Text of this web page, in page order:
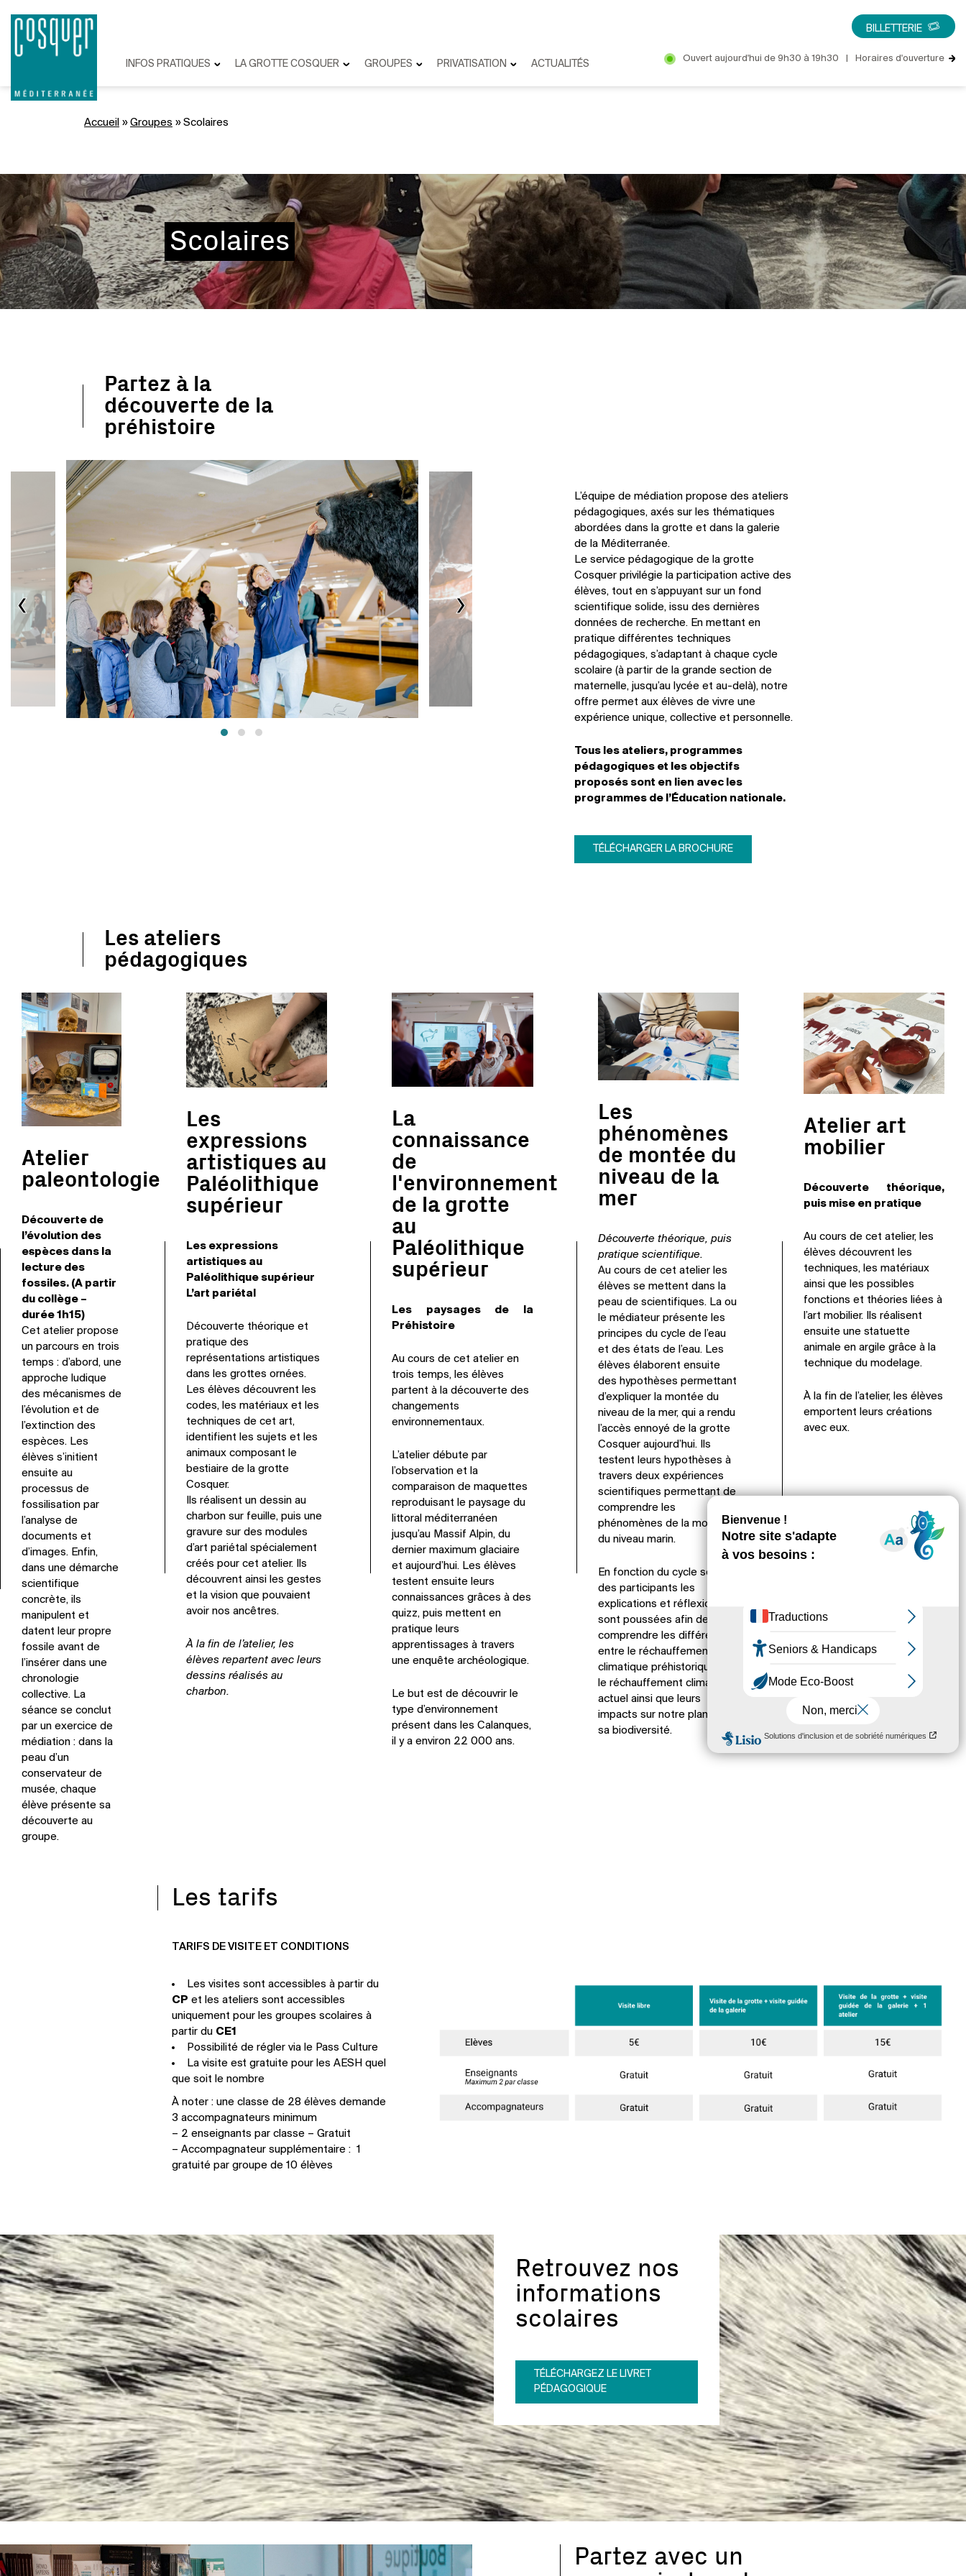
INFOS PRATIQUES LA GROTTE COSQUER GROUPES PRIVATISATION ACTUALITÉS
BILLETTERIE
Ouvert aujourd'hui de 9h30 à 19h30 Horaires d'ouverture
Accueil »Groupes »Scolaires
Scolaires
Partez à la
découverte de la
préhistoire
‹ ›
L’équipe de médiation propose des ateliers
pédagogiques, axés sur les thématiques
abordées dans la grotte et dans la galerie
de la Méditerranée.
Le service pédagogique de la grotte
Cosquer privilégie la participation active des
élèves, tout en s’appuyant sur un fond
scientifique solide, issu des dernières
données de recherche. En mettant en
pratique différentes techniques
pédagogiques, s’adaptant à chaque cycle
scolaire (à partir de la grande section de
maternelle, jusqu’au lycée et au-delà), notre
offre permet aux élèves de vivre une
expérience unique, collective et personnelle.
Tous les ateliers, programmes
pédagogiques et les objectifs
proposés sont en lien avec les
programmes de l’Éducation nationale.
TÉLÉCHARGER LA BROCHURE
Les ateliers
pédagogiques
Atelier
paleontologie
Découverte de
l’évolution des
espèces dans la
lecture des
fossiles. (A partir
du collège –
durée 1h15)
Cet atelier propose
un parcours en trois
temps : d’abord, une
approche ludique
des mécanismes de
l’évolution et de
l’extinction des
espèces. Les
élèves s’initient
ensuite au
processus de
fossilisation par
l’analyse de
documents et
d’images. Enfin,
dans une démarche
scientifique
concrète, ils
manipulent et
datent leur propre
fossile avant de
l’insérer dans une
chronologie
collective. La
séance se conclut
par un exercice de
médiation : dans la
peau d’un
conservateur de
musée, chaque
élève présente sa
découverte au
groupe.
Les
expressions
artistiques au
Paléolithique
supérieur
Les expressions
artistiques au
Paléolithique supérieur
L’art pariétal
Découverte théorique et
pratique des
représentations artistiques
dans les grottes ornées.
Les élèves découvrent les
codes, les matériaux et les
techniques de cet art,
identifient les sujets et les
animaux composant le
bestiaire de la grotte
Cosquer.
Ils réalisent un dessin au
charbon sur feuille, puis une
gravure sur des modules
d’art pariétal spécialement
créés pour cet atelier. Ils
découvrent ainsi les gestes
et la vision que pouvaient
avoir nos ancêtres.
À la fin de l’atelier, les
élèves repartent avec leurs
dessins réalisés au
charbon.
La
connaissance
de
l'environnement
de la grotte
au
Paléolithique
supérieur
Les paysages de la
Préhistoire
Au cours de cet atelier en
trois temps, les élèves
partent à la découverte des
changements
environnementaux.
L’atelier débute par
l’observation et la
comparaison de maquettes
reproduisant le paysage du
littoral méditerranéen
jusqu’au Massif Alpin, du
dernier maximum glaciaire
et aujourd’hui. Les élèves
testent ensuite leurs
connaissances grâces à des
quizz, puis mettent en
pratique leurs
apprentissages à travers
une enquête archéologique.
Le but est de découvrir le
type d’environnement
présent dans les Calanques,
il y a environ 22 000 ans.
Les
phénomènes
de montée du
niveau de la
mer
Découverte théorique, puis
pratique scientifique.
Au cours de cet atelier les
élèves se mettent dans la
peau de scientifiques. La ou
le médiateur présente les
principes du cycle de l’eau
et des états de l’eau. Les
élèves élaborent ensuite
des hypothèses permettant
d’expliquer la montée du
niveau de la mer, qui a rendu
l’accès ennoyé de la grotte
Cosquer aujourd’hui. Ils
testent leurs hypothèses à
travers deux expériences
scientifiques permettant de
comprendre les
phénomènes de la montée
du niveau marin.
En fonction du cycle scolaire
des participants les
explications et réflexions
sont poussées afin de
comprendre les différences
entre le réchauffement
climatique préhistorique et
le réchauffement climatique
actuel ainsi que leurs
impacts sur notre planète et
sa biodiversité.
Atelier art
mobilier
Découverte théorique,
puis mise en pratique
Au cours de cet atelier, les
élèves découvrent les
techniques, les matériaux
ainsi que les possibles
fonctions et théories liées à
l’art mobilier. Ils réalisent
ensuite une statuette
animale en argile grâce à la
technique du modelage.
À la fin de l’atelier, les élèves
emportent leurs créations
avec eux.
Les tarifs
TARIFS DE VISITE ET CONDITIONS
Les visites sont accessibles à partir du
CP et les ateliers sont accessibles
uniquement pour les groupes scolaires à
partir du CE1
Possibilité de régler via le Pass Culture
La visite est gratuite pour les AESH quel
que soit le nombre
À noter : une classe de 28 élèves demande
3 accompagnateurs minimum
– 2 enseignants par classe – Gratuit
– Accompagnateur supplémentaire : 1
gratuité par groupe de 10 élèves
Retrouvez nos
informations
scolaires
TÉLÉCHARGEZ LE LIVRET
PÉDAGOGIQUE
Partez avec un